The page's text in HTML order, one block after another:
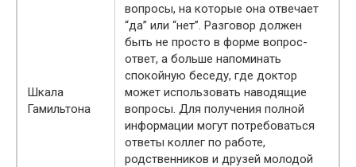
Шкала
Гамильтона
вопросы, на которые она отвечает
“да” или “нет”. Разговор должен
быть не просто в форме вопрос-
ответ, а больше напоминать
спокойную беседу, где доктор
может использовать наводящие
вопросы. Для получения полной
информации могут потребоваться
ответы коллег по работе,
родственников и друзей молодой